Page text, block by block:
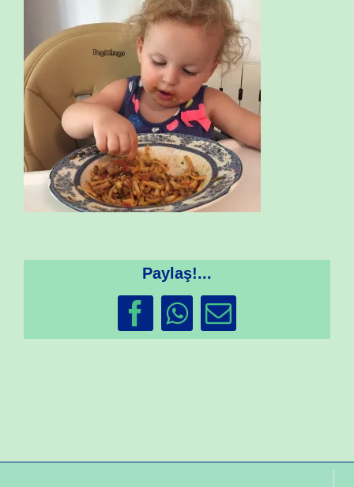
Paylaş!...
Facebook
WhatsApp
Email